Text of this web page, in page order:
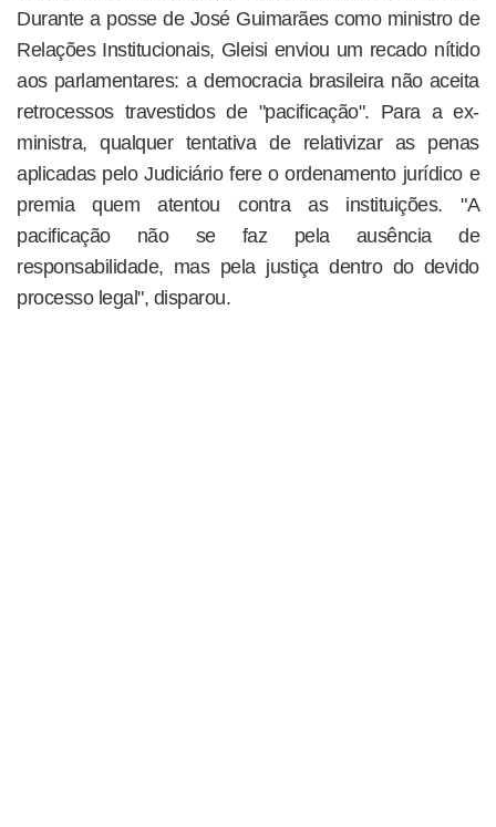
Durante a posse de José Guimarães como ministro de
Relações Institucionais, Gleisi enviou um recado nítido
aos parlamentares: a democracia brasileira não aceita
retrocessos travestidos de "pacificação". Para a ex-
ministra, qualquer tentativa de relativizar as penas
aplicadas pelo Judiciário fere o ordenamento jurídico e
premia quem atentou contra as instituições. "A
pacificação não se faz pela ausência de
responsabilidade, mas pela justiça dentro do devido
processo legal", disparou.